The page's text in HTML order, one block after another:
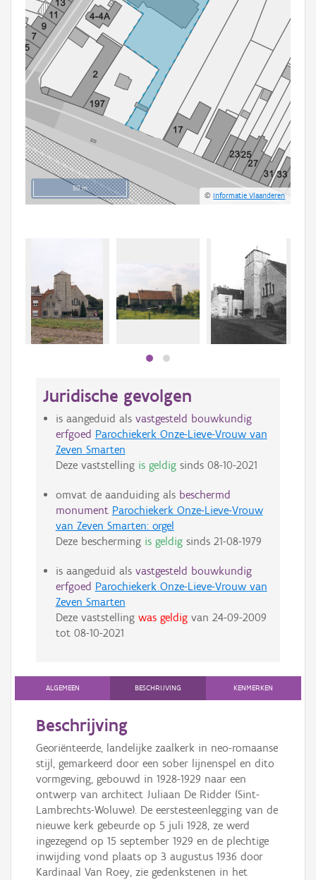
50 m
©Informatie Vlaanderen
Juridische gevolgen
is aangeduid als vastgesteld bouwkundig
erfgoed Parochiekerk Onze-Lieve-Vrouw van
Zeven Smarten
Deze vaststelling is geldigsinds 08-10-2021
omvat de aanduiding als beschermd
monument Parochiekerk Onze-Lieve-Vrouw
van Zeven Smarten: orgel
Deze bescherming is geldigsinds 21-08-1979
is aangeduid als vastgesteld bouwkundig
erfgoed Parochiekerk Onze-Lieve-Vrouw van
Zeven Smarten
Deze vaststelling was geldigvan 24-09-2009
tot 08-10-2021
ALGEMEEN BESCHRIJVING KENMERKEN
Beschrijving
Georiënteerde, landelijke zaalkerk in neo-romaanse
stijl, gemarkeerd door een sober lijnenspel en dito
vormgeving, gebouwd in 1928-1929 naar een
ontwerp van architect Juliaan De Ridder (Sint-
Lambrechts-Woluwe). De eerstesteenlegging van de
nieuwe kerk gebeurde op 5 juli 1928, ze werd
ingezegend op 15 september 1929 en de plechtige
inwijding vond plaats op 3 augustus 1936 door
Kardinaal Van Roey, zie gedenkstenen in het